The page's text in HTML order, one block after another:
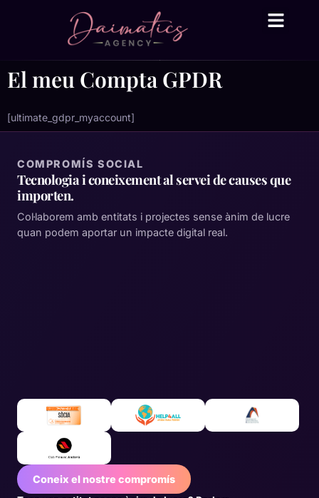
El meu Compta GPDR
[ultimate_gdpr_myaccount]
COMPROMÍS SOCIAL
Tecnologia i coneixement al servei de causes que
importen.
Col·laborem amb entitats i projectes sense ànim de lucre
quan podem aportar un impacte digital real.
Coneix el nostre compromís
Daima Business AI
● En línia